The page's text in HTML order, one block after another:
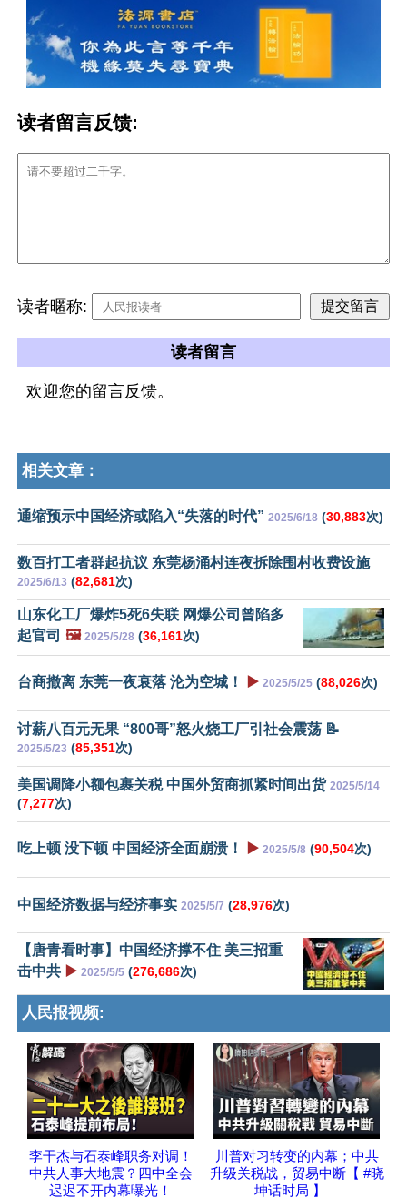
读者留言反馈:
读者暱称:
读者留言
欢迎您的留言反馈。
相关文章：
通缩预示中国经济或陷入“失落的时代” 2025/6/18 (30,883次)
数百打工者群起抗议 东莞杨涌村连夜拆除围村收费设施
2025/6/13 (82,681次)
山东化工厂爆炸5死6失联 网爆公司曾陷多
起官司 🖼️ 2025/5/28 (36,161次)
台商撤离 东莞一夜衰落 沦为空城！ ▶️ 2025/5/25 (88,026次)
讨薪八百元无果 “800哥”怒火烧工厂引社会震荡 📝
2025/5/23 (85,351次)
美国调降小额包裹关税 中国外贸商抓紧时间出货 2025/5/14
(7,277次)
吃上顿 没下顿 中国经济全面崩溃！ ▶️ 2025/5/8 (90,504次)
中国经济数据与经济事实 2025/5/7 (28,976次)
【唐青看时事】中国经济撑不住 美三招重
击中共 ▶️ 2025/5/5 (276,686次)
人民报视频:
李干杰与石泰峰职务对调！
中共人事大地震？四中全会
迟迟不开内幕曝光！
川普对习转变的内幕；中共
升级关税战，贸易中断【 #晓
坤话时局 】｜